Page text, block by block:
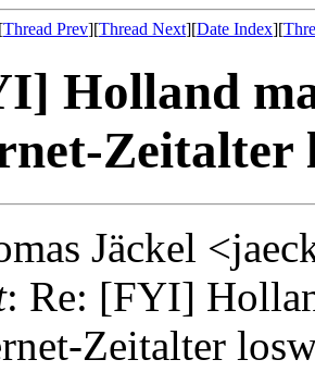
Thread Prev][Thread Next][Date Index][
Holland
Zeitalter
Jäckel
: Re: [FYI]
Zeitalter